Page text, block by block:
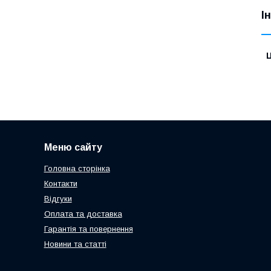
Меню сайту
Головна сторінка
Контакти
Відгуки
Оплата та доставка
Гарантія та повернення
Новини та статті